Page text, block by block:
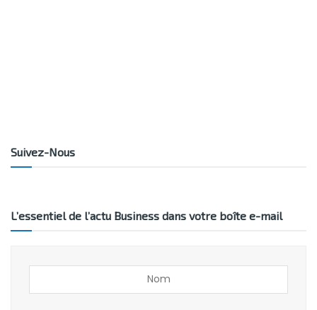
Suivez-Nous
L’essentiel de l’actu Business dans votre boîte e-mail